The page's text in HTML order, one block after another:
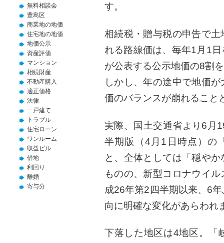
す。
相続税・贈与税の申告で
れる路線価は、毎年1月1
が公表する公示地価の8割
しかし、年の途中で地価
価のバランスが崩れること
実際、国土交通省より6月
半期版（4月1日時点）の
と、全体としては「穏や
ものの、新型コロナウイ
成26年第2四半期以来、6
向に明確な変化があらわれ
下落した地区は4地区。「
無料相談会
豊島区
商業地の地価
住宅地の地価
地価公示
資産評価
マンション
相続財産
不動産購入
適正価格
法律
一戸建て
トラブル
住宅ローン
ワンルーム
収益ビル
借地
利回り
離婚
寄与分